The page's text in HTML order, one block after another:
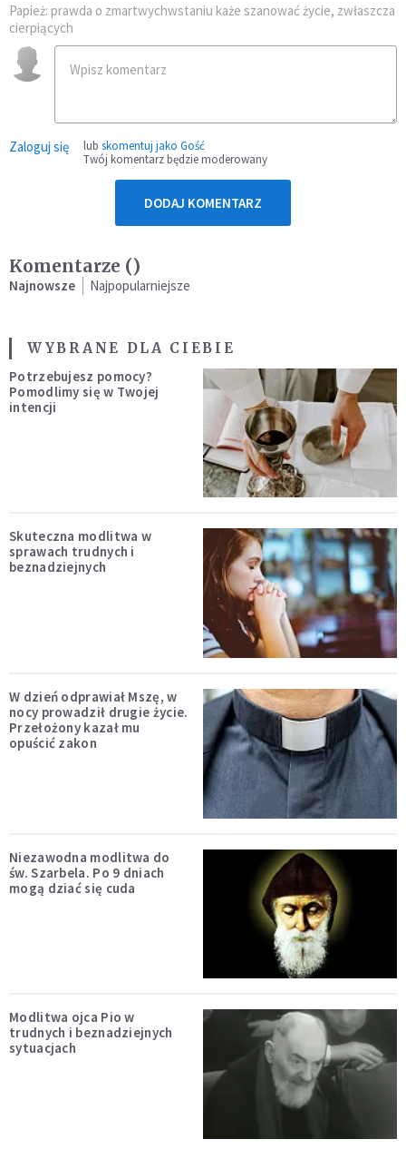
Papież: prawda o zmartwychwstaniu każe szanować życie, zwłaszcza
cierpiących
Zaloguj się lub skomentuj jako Gość
Twój komentarz będzie moderowany
DODAJ KOMENTARZ
Komentarze ()
Najnowsze Najpopularniejsze
WYBRANE DLA CIEBIE
Potrzebujesz pomocy?
Pomodlimy się w Twojej
intencji
Skuteczna modlitwa w
sprawach trudnych i
beznadziejnych
W dzień odprawiał Mszę, w
nocy prowadził drugie życie.
Przełożony kazał mu
opuścić zakon
Niezawodna modlitwa do
św. Szarbela. Po 9 dniach
mogą dziać się cuda
Modlitwa ojca Pio w
trudnych i beznadziejnych
sytuacjach